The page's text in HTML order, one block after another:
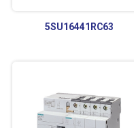
5SU16441RC63